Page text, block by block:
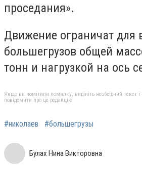
проседания».
Движение ограничат для
большегрузов общей
тонн и нагрузкой на ось
Якщо ви помітили помилку, виділіть необхідний текст
повідомити про це редакцію
#николаев #большегрузы
Булах Нина Викторовна